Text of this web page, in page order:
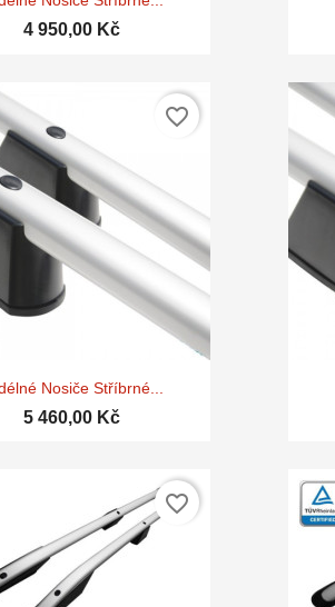
4 950,00 Kč
Rychlý náhled
Nosiče Stříbrné...
5 460,00 Kč
favorite_border
favorite_border